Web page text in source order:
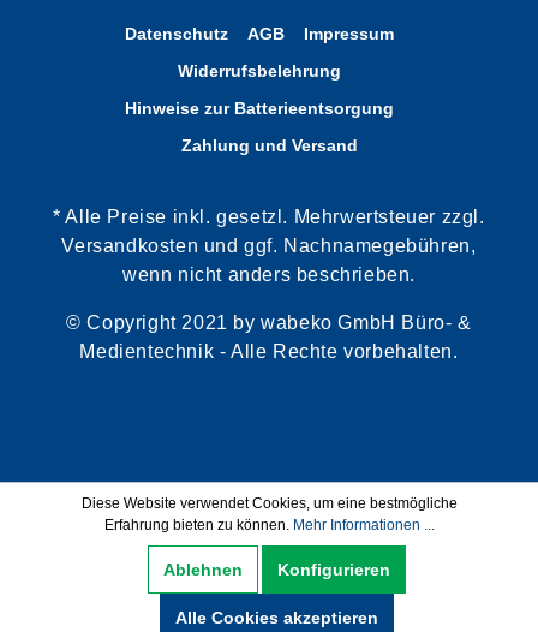
Datenschutz AGB
Impressum
Widerrufsbelehrung
Hinweise zur Batterieentsorgung
Zahlung und Versand
* Alle Preise inkl. gesetzl. Mehrwertsteuer zzgl.
Versandkosten und ggf. Nachnamegebühren,
wenn nicht anders beschrieben.
© Copyright 2021 by wabeko GmbH Büro- &
Medientechnik - Alle Rechte vorbehalten.
Diese Website verwendet Cookies, um eine bestmögliche
Erfahrung bieten zu können. Mehr Informationen ...
Ablehnen Konfigurieren
Alle Cookies akzeptieren